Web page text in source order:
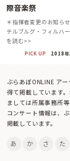
際音楽祭
＊指揮者変更のお知ら
テルブルグ・フィルハ
を読む>>
PICK UP 2018
ぶらあぼONLINE ア
得て掲載しています
ましては所属事務所
コンサート情報は、
掲載しています。
あ か さ た